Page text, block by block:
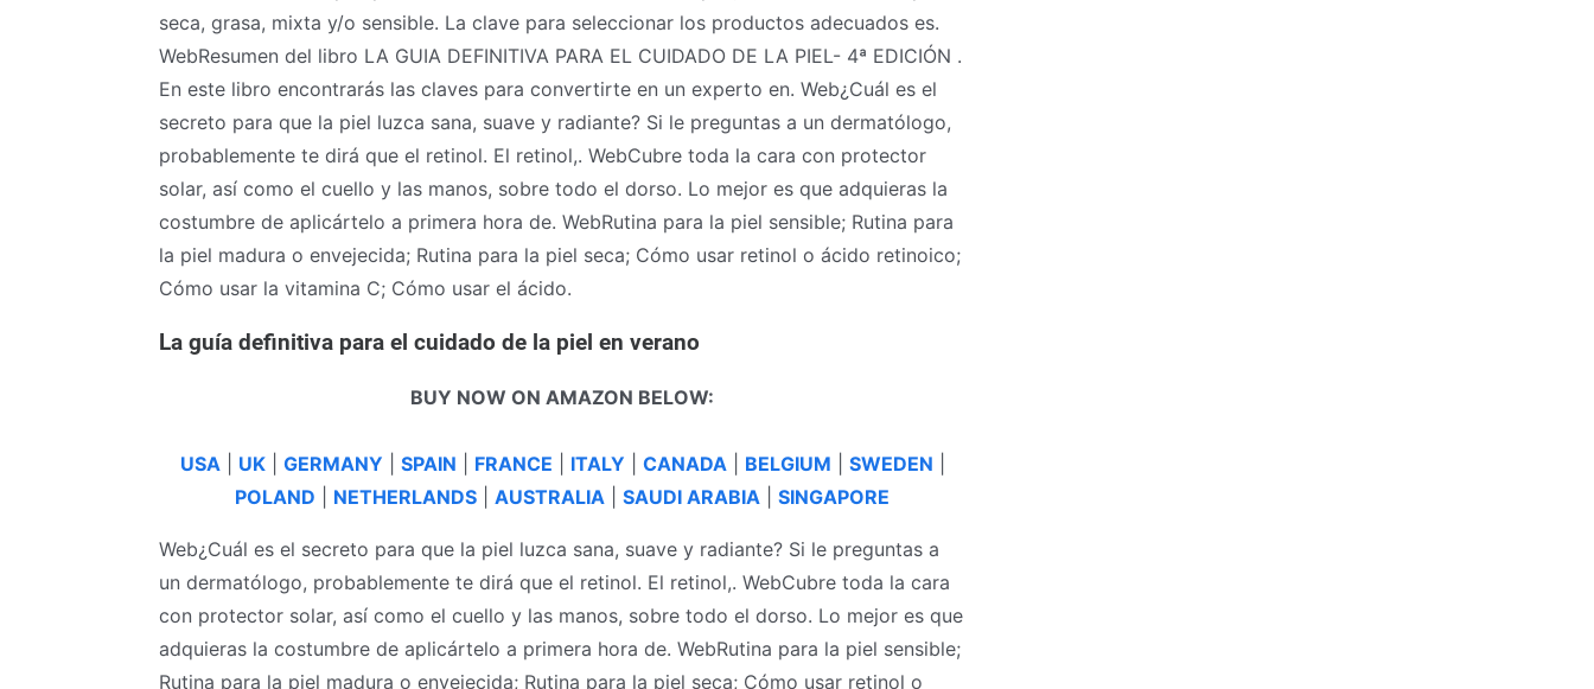
seca, grasa, mixta y/o sensible. La clave para seleccionar los productos adecuados es.
WebResumen del libro LA GUIA DEFINITIVA PARA EL CUIDADO DE LA PIEL- 4ª EDICIÓN .
En este libro encontrarás las claves para convertirte en un experto en. Web¿Cuál es el
secreto para que la piel luzca sana, suave y radiante? Si le preguntas a un dermatólogo,
probablemente te dirá que el retinol. El retinol,. WebCubre toda la cara con protector
solar, así como el cuello y las manos, sobre todo el dorso. Lo mejor es que adquieras la
costumbre de aplicártelo a primera hora de. WebRutina para la piel sensible; Rutina para
la piel madura o envejecida; Rutina para la piel seca; Cómo usar retinol o ácido retinoico;
Cómo usar la vitamina C; Cómo usar el ácido.
La guía definitiva para el cuidado de la piel en verano
BUY NOW ON AMAZON BELOW:
USA UK| GERMANY SPAIN FRANCE ITALY CANADA BELGIUM SWEDEN
POLAND
NETHERLANDS AUSTRALIA SAUDI ARABIA SINGAPORE
Web¿Cuál es el secreto para que la piel luzca sana, suave y radiante? Si le preguntas a
un dermatólogo, probablemente te dirá que el retinol. El retinol,. WebCubre toda la cara
con protector solar, así como el cuello y las manos, sobre todo el dorso. Lo mejor es que
adquieras la costumbre de aplicártelo a primera hora de. WebRutina para la piel sensible;
Rutina para la piel madura o envejecida; Rutina para la piel seca; Cómo usar retinol o